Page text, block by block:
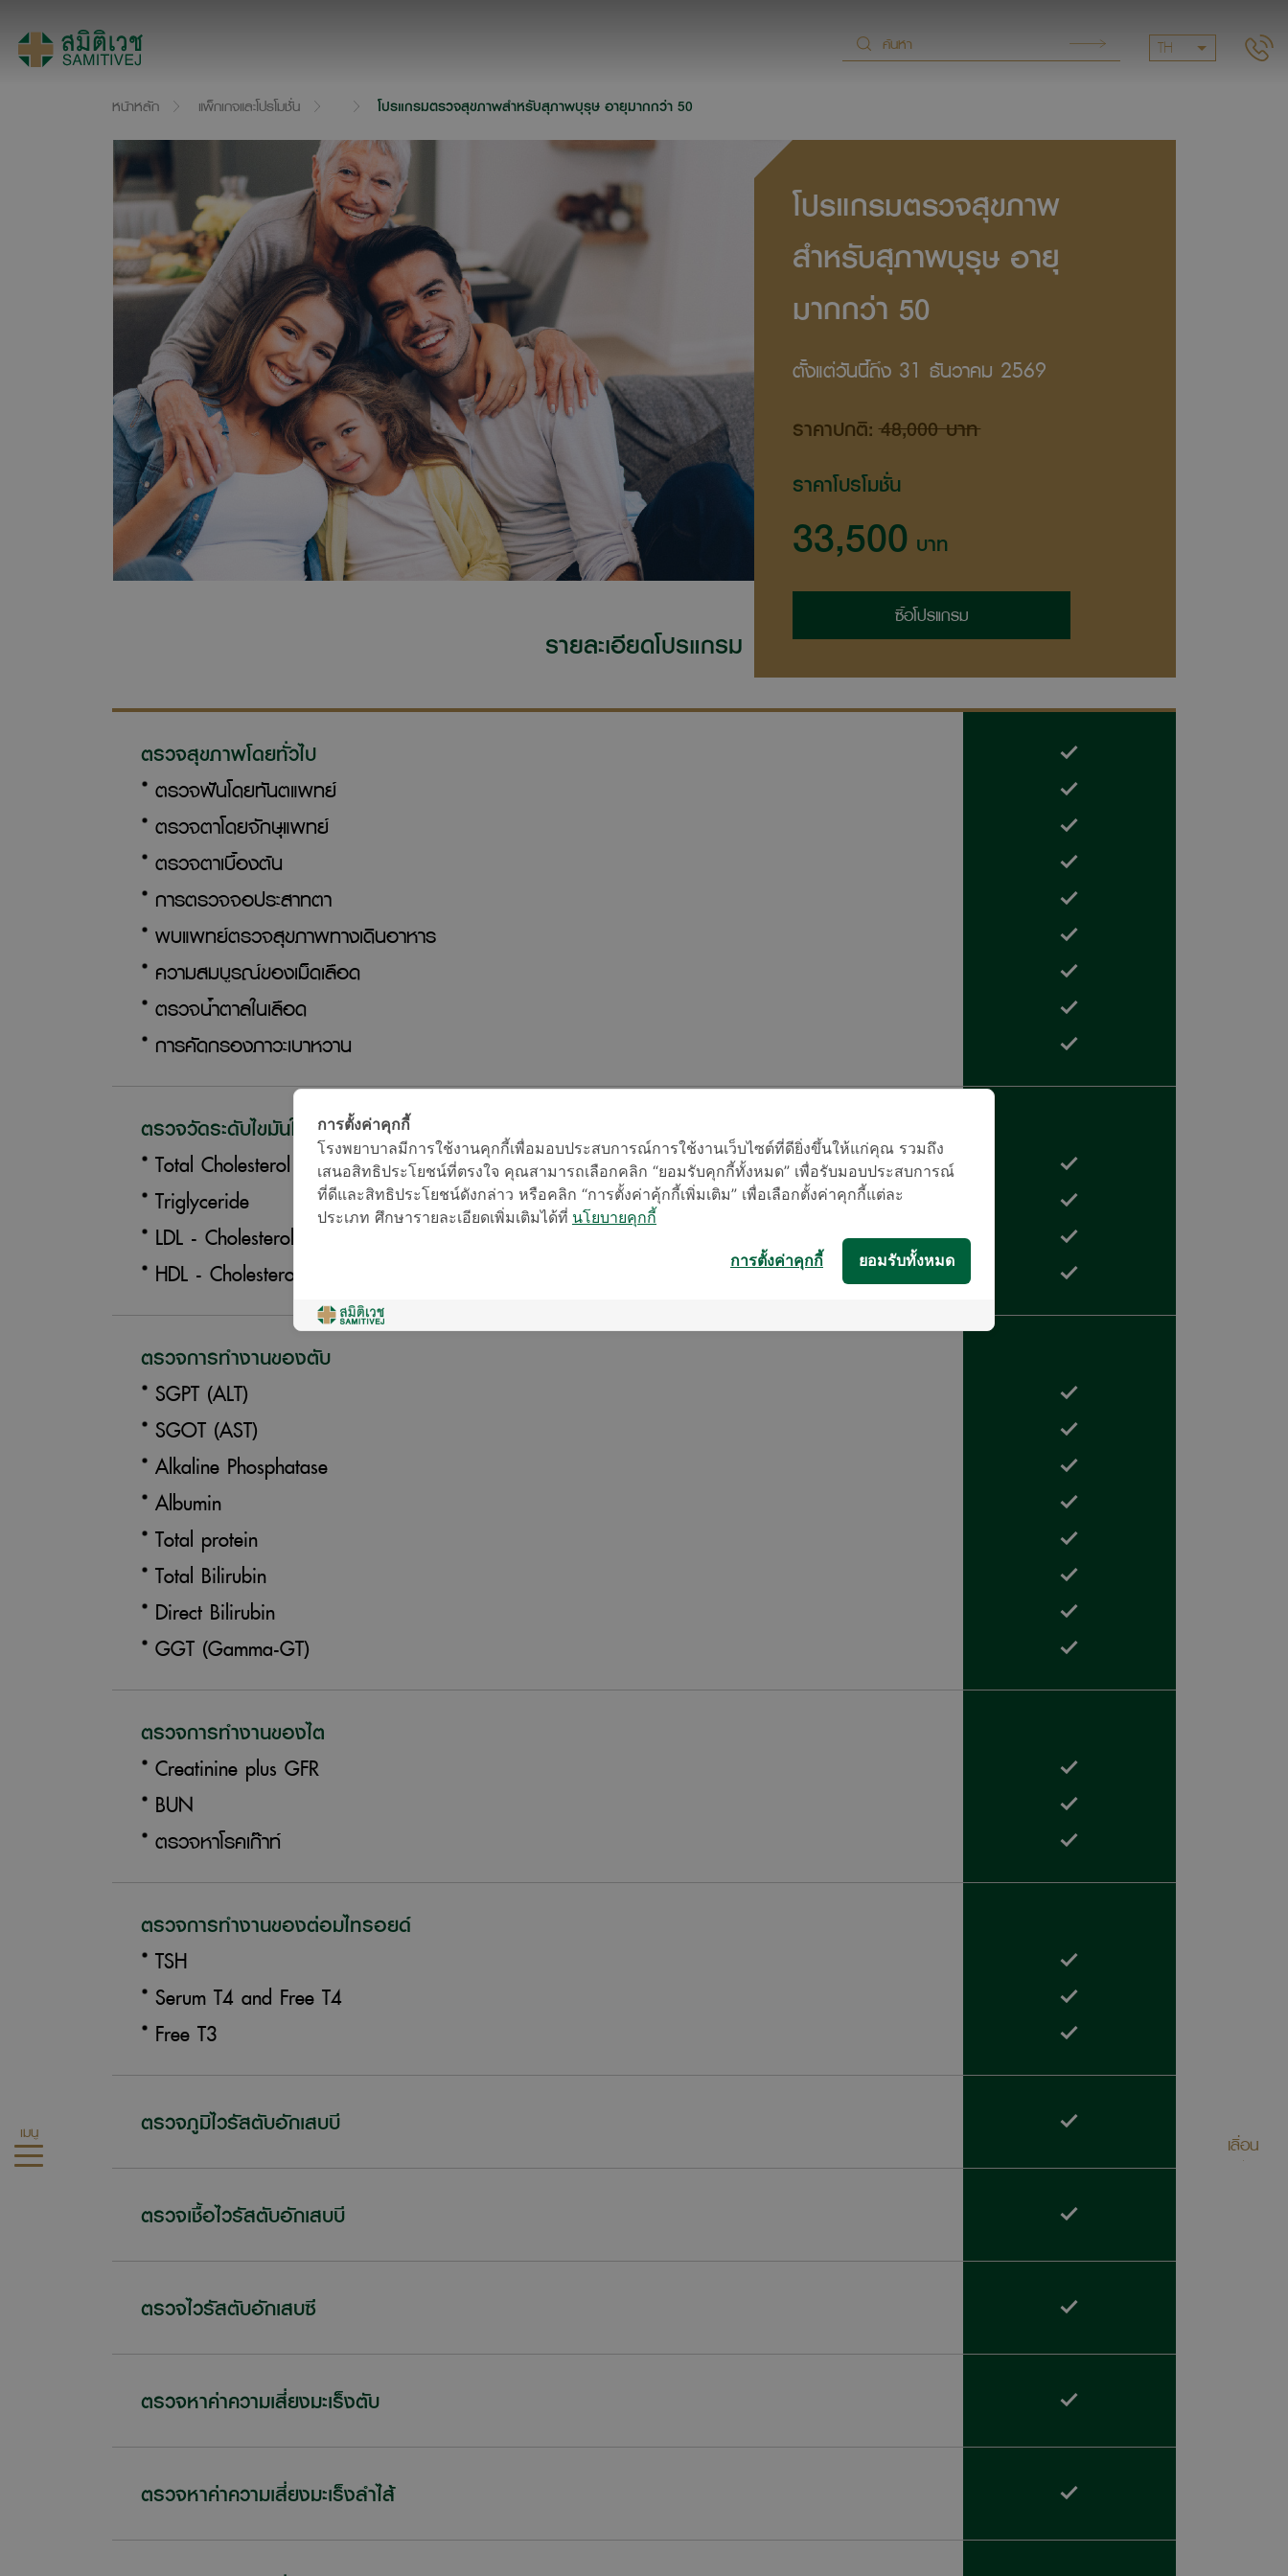
TH
เมนู
หน้าหลัก แพ็กเกจและโปรโมชั่น โปรแกรมตรวจสุขภาพสำหรับสุภาพบุรุษ อายุมากกว่า 50
โปรแกรมตรวจสุขภาพ
สำหรับสุภาพบุรุษ อายุ
มากกว่า 50
ตั้งแต่วันนี้ถึง 31 ธันวาคม 2569
ราคาปกติ:48,000 บาท
ราคาโปรโมชั่น
33,500 บาท
ซื้อโปรแกรม
รายละเอียดโปรแกรม
ตรวจสุขภาพโดยทั่วไป
ตรวจฟันโดยทันตแพทย์
ตรวจตาโดยจักษุแพทย์
ตรวจตาเบื้องต้น
การตรวจจอประสาทตา
พบแพทย์ตรวจสุขภาพทางเดินอาหาร
ความสมบูรณ์ของเม็ดเลือด
ตรวจน้ำตาลในเลือด
การคัดกรองภาวะเบาหวาน
ตรวจวัดระดับไขมันในเลือด
Total Cholesterol
Triglyceride
LDL - Cholesterol
HDL - Cholesterol
ตรวจการทำงานของตับ
SGPT (ALT)
SGOT (AST)
Alkaline Phosphatase
Albumin
Total protein
Total Bilirubin
Direct Bilirubin
GGT (Gamma-GT)
ตรวจการทำงานของไต
Creatinine plus GFR
BUN
ตรวจหาโรคเก๊าท์
ตรวจการทำงานของต่อมไทรอยด์
TSH
Serum T4 and Free T4
Free T3
ตรวจภูมิไวรัสตับอักเสบบี
ตรวจเชื้อไวรัสตับอักเสบบี
ตรวจไวรัสตับอักเสบซี
ตรวจหาค่าความเสี่ยงมะเร็งตับ
ตรวจหาค่าความเสี่ยงมะเร็งลำไส้
เลื่อน
การตั้งค่าคุกกี้
โรงพยาบาลมีการใช้งานคุกกี้เพื่อมอบประสบการณ์การใช้งานเว็บไซต์ที่ดียิ่งขึ้นให้แก่คุณ รวมถึง
เสนอสิทธิประโยชน์ที่ตรงใจ คุณสามารถเลือกคลิก “ยอมรับคุกกี้ทั้งหมด” เพื่อรับมอบประสบการณ์
ที่ดีและสิทธิประโยชน์ดังกล่าว หรือคลิก “การตั้งค่าคุ้กกี้เพิ่มเติม” เพื่อเลือกตั้งค่าคุกกี้แต่ละ
ประเภท ศึกษารายละเอียดเพิ่มเติมได้ที่ นโยบายคุกกี้
ยอมรับทั้งหมด
การตั้งค่าคุกกี้